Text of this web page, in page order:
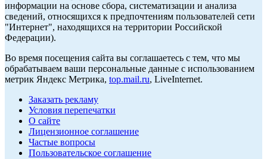
информации на основе сбора, систематизации и анализа
сведений, относящихся к предпочтениям пользователей сети
"Интернет", находящихся на территории Российской
Федерации).
Во время посещения сайта вы соглашаетесь с тем, что мы
обрабатываем ваши персональные данные с использованием
метрик Яндекс Метрика, top.mail.ru, LiveInternet.
Заказать рекламу
Условия перепечатки
О сайте
Лицензионное соглашение
Частые вопросы
Пользовательское соглашение